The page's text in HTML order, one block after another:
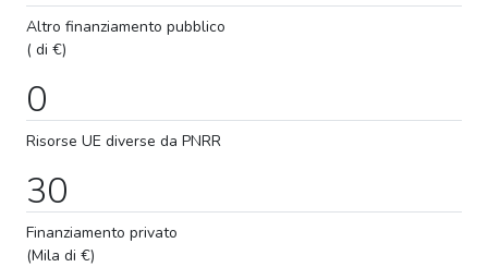
Altro finanziamento pubblico
( di €)
0
Risorse UE diverse da PNRR
30
Finanziamento privato
(Mila di €)